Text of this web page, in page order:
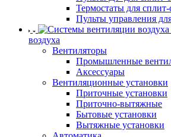
Термостаты для сплит-
Пульты управления
воздуха
Вентиляторы
Промышленные
Аксессуары
Вентиляционные установки
Приточные установки
Приточно-вытяжные
Бытовые установки
Вытяжные установки